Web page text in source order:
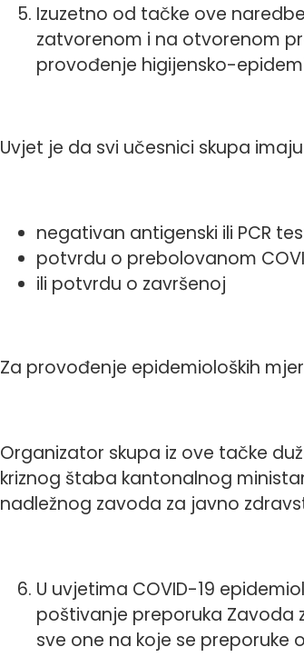
Izuzetno od tačke ove
zatvorenom i na otvorenom
provođenje higijensko-
Uvjet je da svi učesnici skupa
negativan antigenski ili PCR
potvrdu o prebolovanom
ili potvrdu o završenoj
Za provođenje epidemioloških
Organizator skupa iz ove tačke
kriznog štaba kantonalnog
nadležnog zavoda za javno
U uvjetima COVID-19
poštivanje preporuka Zavoda
sve one na koje se preporuke